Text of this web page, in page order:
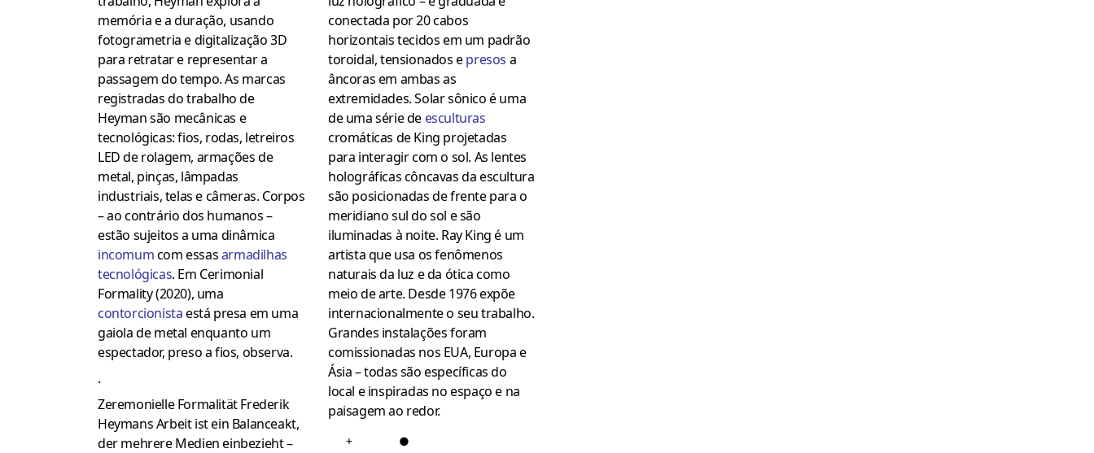
memória e a duração, usando
fotogrametria e digitalização 3D
para retratar e representar a
passagem do tempo. As marcas
registradas do trabalho de
Heyman são mecânicas e
tecnológicas: fios, rodas, letreiros
LED de rolagem, armações de
metal, pinças, lâmpadas
industriais, telas e câmeras. Corpos
– ao contrário dos humanos –
estão sujeitos a uma dinâmica
incomumcom essasarmadilhas
tecnológicas. Em Cerimonial
Formality (2020), uma
contorcionistaestá presa em uma
gaiola de metal enquanto um
espectador, preso a fios, observa.
.
Zeremonielle FormalitätFrederik
Heymans Arbeit ist ein Balanceakt,
der mehrere Medien einbezieht –
conectada por 20 cabos
horizontais tecidos em um padrão
toroidal, tensionados epresos a
âncoras em ambas as
extremidades. Solar sônico é uma
de uma série de esculturas
cromáticas de King projetadas
para interagir com o sol. As lentes
holográficas côncavas da escultura
são posicionadas de frente para o
meridiano sul do sol e são
iluminadas à noite. Ray King é um
artista que usa os fenômenos
naturais da luz e da ótica como
meio de arte. Desde 1976 expõe
internacionalmente o seu trabalho.
Grandes instalações foram
comissionadas nos EUA, Europa e
Ásia – todas são específicas do
local e inspiradas no espaço e na
paisagem ao redor.
+ ●